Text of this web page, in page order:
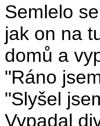
Semlelo
jak on na
domů a
"Ráno
"Slyšel
Vypadal